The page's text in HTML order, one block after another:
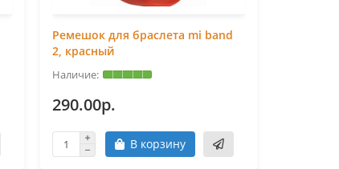
Ремешок для браслета mi band
2, красный
290.00р.
В корзину